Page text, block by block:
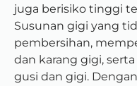
juga berisiko tinggi
Susunan gigi yang
pembersihan,
dan karang gigi,
gusi dan gigi.